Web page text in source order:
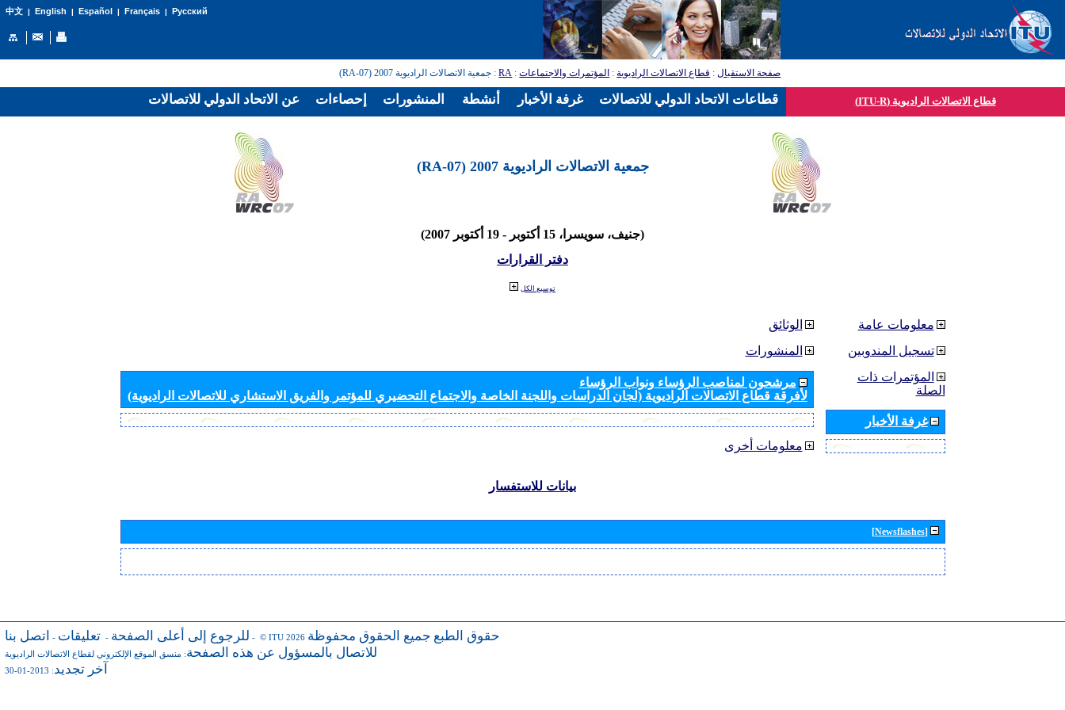
中文| English | Español | Français| Русский
صفحة الاستقبال: قطاع الاتصالات الراديوية: المؤتمرات والاجتماعات:
RA: جمعية الاتصالات الراديوية 2007 (RA-07)
قطاع الاتصالات الراديوية (ITU-R)
جمعية الاتصالات الراديوية 2007 (RA-07)
(جنيف، سويسرا، 15 أكتوبر - 19 أكتوبر 2007)
دفتر القرارات
توسيع الكل
الوثائق
المنشورات
مرشحون لمناصب الرؤساء ونواب الرؤساء
لأفرقة قطاع الاتصالات الراديوية (لجان الدراسات واللجنة الخاصة والاجتماع التحضيري للمؤتمر والفريق الاستشاري للاتصالات الراديوية)
معلومات أخرى
معلومات عامة
تسجيل المندوبين
المؤتمرات ذات
الصلة
غرفة الأخبار
بيانات للاستفسار
[Newsflashes]
للرجوع إلى أعلى الصفحة - تعليقات - اتصل بنا - © ITU 2026 حقوق الطبع جميع الحقوق محفوظة
للاتصال بالمسؤول عن هذه الصفحة: منسق الموقع الإلكتروني لقطاع الاتصالات الراديوية
آخر تجديد: 2013-01-30
عن الاتحاد الدولي للاتصالات إحصاءات المنشورات أنشطة غرفة الأخبار قطاعات الاتحاد الدولي للاتصالات